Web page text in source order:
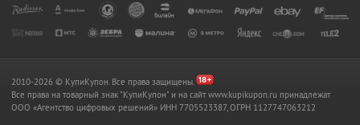
2010-2026 © КупиКупон. Все права защищены.
Все права на товарный знак "КупиКупон" и на сайт www.kupikupon.ru принадлежат
OOO «Агентство цифровых решений» ИНН 7705523387, ОГРН 1127747063212